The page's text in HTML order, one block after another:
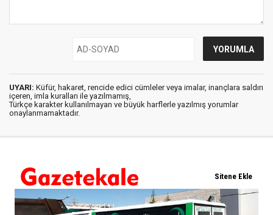
UYARI: Küfür, hakaret, rencide edici cümleler veya imalar, inançlara saldırı
içeren, imla kuralları ile yazılmamış,
Türkçe karakter kullanılmayan ve büyük harflerle yazılmış yorumlar
onaylanmamaktadır.